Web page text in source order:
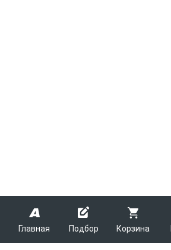
Главная Подбор Корзина